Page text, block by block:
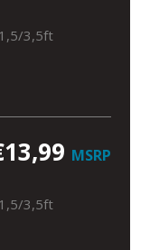
3,5ft
MSRP
3,5ft